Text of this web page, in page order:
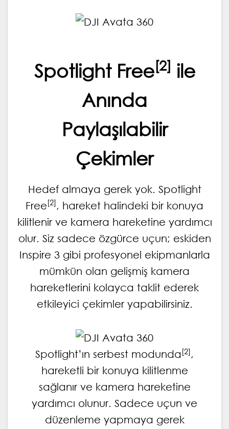
Spotlight Free[2] ile
Anında
Paylaşılabilir
Çekimler
Hedef almaya gerek yok. Spotlight
Free[2], hareket halindeki bir konuya
kilitlenir ve kamera hareketine yardımcı
olur. Siz sadece özgürce uçun; eskiden
Inspire 3 gibi profesyonel ekipmanlarla
mümkün olan gelişmiş kamera
hareketlerini kolayca taklit ederek
etkileyici çekimler yapabilirsiniz.
Spotlight’ın serbest modunda[2],
hareketli bir konuya kilitlenme
sağlanır ve kamera hareketine
yardımcı olunur. Sadece uçun ve
düzenleme yapmaya gerek